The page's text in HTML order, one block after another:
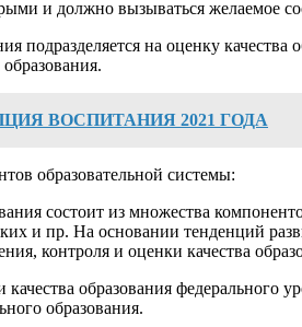
и должно вызываться желаемое
подразделяется на оценку
ВОСПИТАНИЯ 2021 ГОДА
образовательной системы:
состоит из множества
и пр. На основании тенденций
контроля и оценки качества
образования федерального
образования.